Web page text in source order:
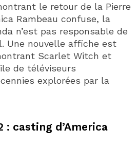
le retour de la Pierre
Rambeau confuse, la
n’est pas responsable de
Une nouvelle affiche est
Scarlet Witch et
de téléviseurs
explorées par la
: casting d’America